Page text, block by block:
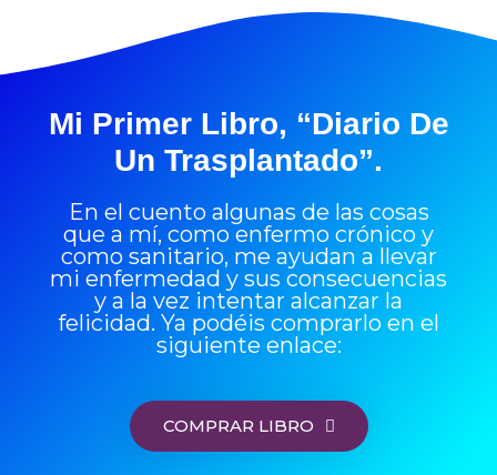
Mi Primer Libro, “Diario De
Un Trasplantado”.
En el cuento algunas de las cosas
que a mí, como enfermo crónico y
como sanitario, me ayudan a llevar
mi enfermedad y sus consecuencias
y a la vez intentar alcanzar la
felicidad. Ya podéis comprarlo en el
siguiente enlace:
COMPRAR LIBRO